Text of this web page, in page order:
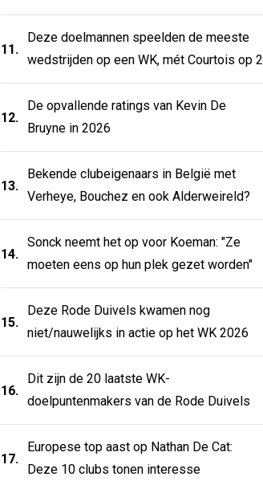
11.
Deze doelmannen speelden de meeste
wedstrijden op een WK, mét Courtois op 2
12.
De opvallende ratings van Kevin De
Bruyne in 2026
13.
Bekende clubeigenaars in België met
Verheye, Bouchez en ook Alderweireld?
14.
Sonck neemt het op voor Koeman: "Ze
moeten eens op hun plek gezet worden"
15.
Deze Rode Duivels kwamen nog
niet/nauwelijks in actie op het WK 2026
16.
Dit zijn de 20 laatste WK-
doelpuntenmakers van de Rode Duivels
17.
Europese top aast op Nathan De Cat:
Deze 10 clubs tonen interesse